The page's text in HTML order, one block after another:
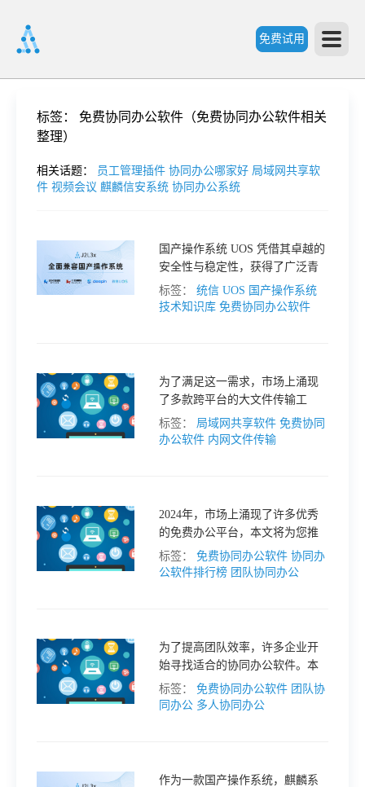
免费试用
格
见
题
标签：
免费协同办公软件（免费协同办公软件相关
整理）
相关话题： 员工管理插件 协同办公哪家好 局域网共享软
件 视频会议 麒麟信安系统 协同办公系统
国产操作系统 UOS 凭借其卓越的
安全性与稳定性，获得了广泛青
睐，并且向所有用户永久免费开
放。今天，我将手把手带你全程
标签：
统信 UOS 国产操作系统
技术知识库 免费协同办公软件
为了满足这一需求，市场上涌现
了多款跨平台的大文件传输工
具。本文将为大家推荐三款免费
的无损传输软件，帮助你在局域
标签： 局域网共享软件 免费协同
办公软件 内网文件传输
2024年，市场上涌现了许多优秀
的免费办公平台，本文将为您推
荐几款最佳的免费协同办公平
台，帮助您选择最适合的工具。
标签： 免费协同办公软件 协同办
公软件排行榜 团队协同办公
为了提高团队效率，许多企业开
始寻找适合的协同办公软件。本
文将为您推荐几款免费多人协同
办公软件，帮助您提升团队效
标签： 免费协同办公软件 团队协
同办公 多人协同办公
作为一款国产操作系统，麒麟系